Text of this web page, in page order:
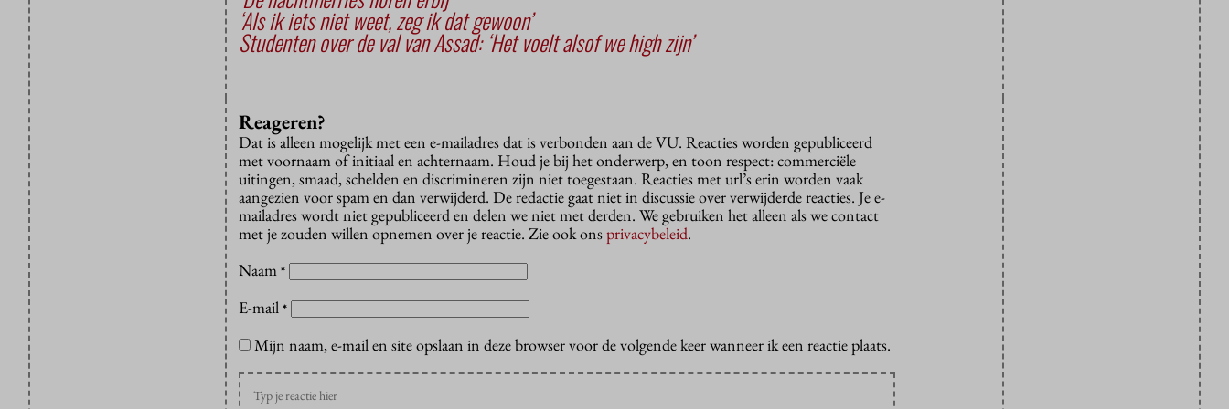
‘Als ik iets niet weet, zeg ik dat gewoon’
Studenten over de val van Assad: ‘Het voelt alsof we high zijn’
Reageren?
Dat is alleen mogelijk met een e-mailadres dat is verbonden aan de VU. Reacties worden gepubliceerd
met voornaam of initiaal en achternaam. Houd je bij het onderwerp, en toon respect: commerciële
uitingen, smaad, schelden en discrimineren zijn niet toegestaan. Reacties met url’s erin worden vaak
aangezien voor spam en dan verwijderd. De redactie gaat niet in discussie over verwijderde reacties. Je e-
mailadres wordt niet gepubliceerd en delen we niet met derden. We gebruiken het alleen als we contact
met je zouden willen opnemen over je reactie. Zie ook onsprivacybeleid.
Naam *
E-mail *
Mijn naam, e-mail en site opslaan in deze browser voor de volgende keer wanneer ik een reactie plaats.